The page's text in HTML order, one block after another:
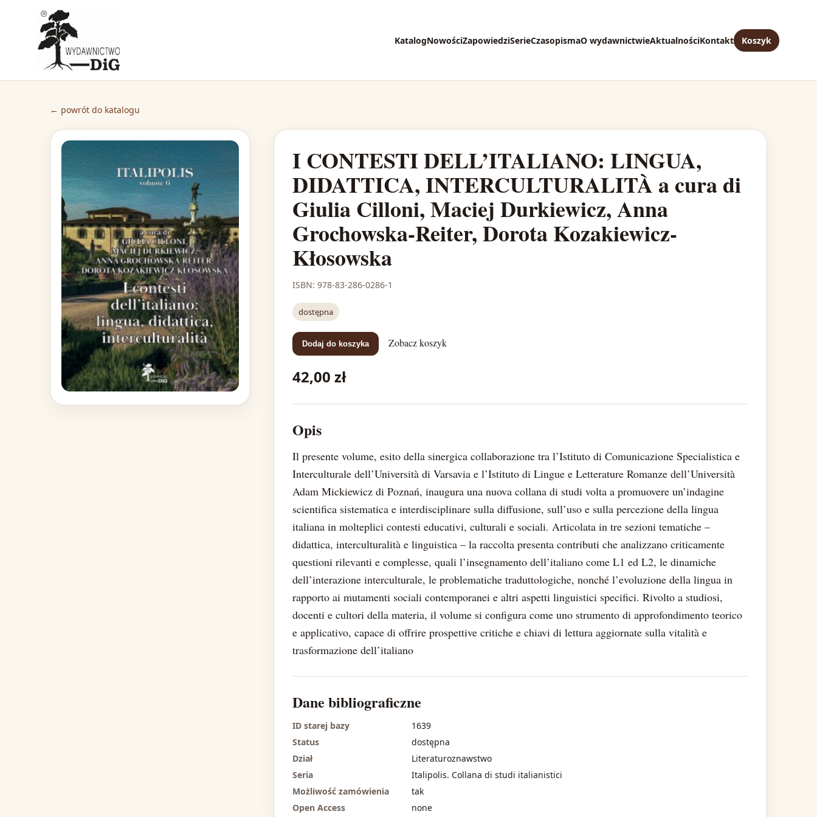
KatalogNowościZapowiedziSerieCzasopismaO wydawnictwieAktualnościKontakt Koszyk
← powrót do katalogu
I CONTESTI DELL’ITALIANO: LINGUA,
DIDATTICA, INTERCULTURALITÀ a cura di
Giulia Cilloni, Maciej Durkiewicz, Anna
Grochowska-Reiter, Dorota Kozakiewicz-
Kłosowska
ISBN: 978-83-286-0286-1
dostępna
Dodaj do koszyka Zobacz koszyk
42,00 zł
Opis
Il presente volume, esito della sinergica collaborazione tra l’Istituto di Comunicazione Specialistica e
Interculturale dell’Università di Varsavia e l’Istituto di Lingue e Letterature Romanze dell’Università
Adam Mickiewicz di Poznań, inaugura una nuova collana di studi volta a promuovere un’indagine
scientifica sistematica e interdisciplinare sulla diffusione, sull’uso e sulla percezione della lingua
italiana in molteplici contesti educativi, culturali e sociali. Articolata in tre sezioni tematiche –
didattica, interculturalità e linguistica – la raccolta presenta contributi che analizzano criticamente
questioni rilevanti e complesse, quali l’insegnamento dell’italiano come L1 ed L2, le dinamiche
dell’interazione interculturale, le problematiche traduttologiche, nonché l’evoluzione della lingua in
rapporto ai mutamenti sociali contemporanei e altri aspetti linguistici specifici. Rivolto a studiosi,
docenti e cultori della materia, il volume si configura come uno strumento di approfondimento teorico
e applicativo, capace di offrire prospettive critiche e chiavi di lettura aggiornate sulla vitalità e
trasformazione dell’italiano
Dane bibliograficzne
ID starej bazy
1639
Status
dostępna
Dział
Literaturoznawstwo
Seria
Italipolis. Collana di studi italianistici
Możliwość zamówienia
tak
Open Access
none